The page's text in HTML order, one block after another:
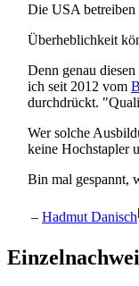
Die USA betreiben
Überheblichkeit
Denn genau
ich seit 2012 vom
durchdrückt.
Wer solche
keine Hochstapler
Bin mal gespannt,
– Hadmut Danisch